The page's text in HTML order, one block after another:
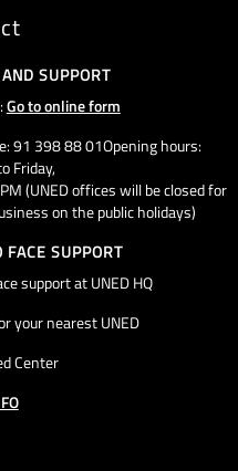
SUPPORT
Go to online form
91 398 88 01Opening hours:
Friday,
(UNED offices will be closed for
on the public holidays)
FACE SUPPORT
support at UNED HQ
your nearest UNED
Center